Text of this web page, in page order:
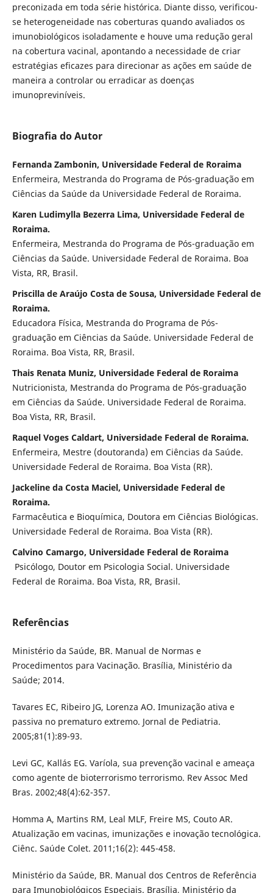
preconizada em toda série histórica. Diante disso, verificou-
se heterogeneidade nas coberturas quando avaliados os
imunobiológicos isoladamente e houve uma redução geral
na cobertura vacinal, apontando a necessidade de criar
estratégias eficazes para direcionar as ações em saúde de
maneira a controlar ou erradicar as doenças
imunopreviníveis.
Biografia do Autor
Fernanda Zambonin, Universidade Federal de Roraima
Enfermeira, Mestranda do Programa de Pós-graduação em
Ciências da Saúde da Universidade Federal de Roraima.
Karen Ludimylla Bezerra Lima, Universidade Federal de
Roraima.
Enfermeira, Mestranda do Programa de Pós-graduação em
Ciências da Saúde. Universidade Federal de Roraima. Boa
Vista, RR, Brasil.
Priscilla de Araújo Costa de Sousa, Universidade Federal de
Roraima.
Educadora Física, Mestranda do Programa de Pós-
graduação em Ciências da Saúde. Universidade Federal de
Roraima. Boa Vista, RR, Brasil.
Thais Renata Muniz, Universidade Federal de Roraima
Nutricionista, Mestranda do Programa de Pós-graduação
em Ciências da Saúde. Universidade Federal de Roraima.
Boa Vista, RR, Brasil.
Raquel Voges Caldart, Universidade Federal de Roraima.
Enfermeira, Mestre (doutoranda) em Ciências da Saúde.
Universidade Federal de Roraima. Boa Vista (RR).
Jackeline da Costa Maciel, Universidade Federal de
Roraima.
Farmacêutica e Bioquímica, Doutora em Ciências Biológicas.
Universidade Federal de Roraima. Boa Vista (RR).
Calvino Camargo, Universidade Federal de Roraima
Psicólogo, Doutor em Psicologia Social. Universidade
Federal de Roraima. Boa Vista, RR, Brasil.
Referências
Ministério da Saúde, BR. Manual de Normas e
Procedimentos para Vacinação. Brasília, Ministério da
Saúde; 2014.
Tavares EC, Ribeiro JG, Lorenza AO. Imunização ativa e
passiva no prematuro extremo. Jornal de Pediatria.
2005;81(1):89-93.
Levi GC, Kallás EG. Varíola, sua prevenção vacinal e ameaça
como agente de bioterrorismo terrorismo. Rev Assoc Med
Bras. 2002;48(4):62-357.
Homma A, Martins RM, Leal MLF, Freire MS, Couto AR.
Atualização em vacinas, imunizações e inovação tecnológica.
Ciênc. Saúde Colet. 2011;16(2): 445-458.
Ministério da Saúde, BR. Manual dos Centros de Referência
para Imunobiológicos Especiais. Brasília, Ministério da